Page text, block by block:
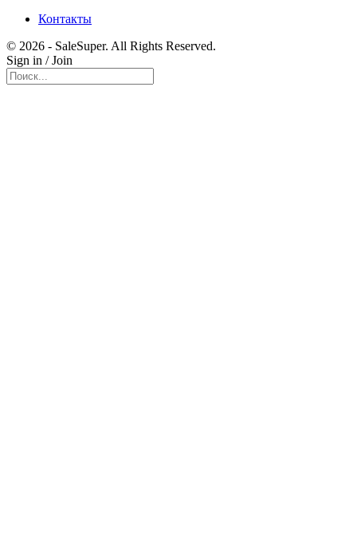
Контакты
© 2026 - SaleSuper. All Rights Reserved.
Sign in / Join